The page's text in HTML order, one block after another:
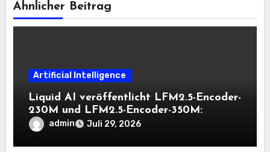
Ähnlicher Beitrag
Artificial Intelligence
Liquid AI veröffentlicht LFM2.5-Encoder-
230M und LFM2.5-Encoder-350M:
Bidirektionale Encoder, die bei 8K-
Kontext auf der CPU schnell bleiben
admin Juli 29, 2026